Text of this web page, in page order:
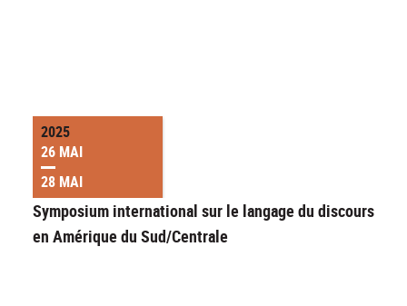
2025
26 MAI
28 MAI
Symposium international sur le langage du discours
en Amérique du Sud/Centrale